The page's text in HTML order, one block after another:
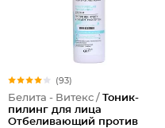
(93)
Белита - Витекс / Тоник-
пилинг для лица
Отбеливающий против